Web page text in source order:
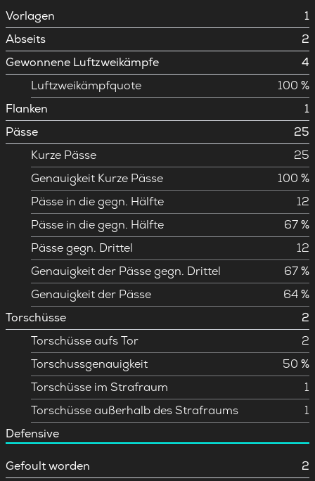
Vorlagen
1
Abseits
2
Gewonnene Luftzweikämpfe
4
Luftzweikämpfquote
100 %
Flanken
1
Pässe
25
Kurze Pässe
25
Genauigkeit Kurze Pässe
100 %
Pässe in die gegn. Hälfte
12
Pässe in die gegn. Hälfte
67 %
Pässe gegn. Drittel
12
Genauigkeit der Pässe gegn. Drittel
67 %
Genauigkeit der Pässe
64 %
Torschüsse
2
Torschüsse aufs Tor
2
Torschussgenauigkeit
50 %
Torschüsse im Strafraum
1
Torschüsse außerhalb des Strafraums
1
Defensive
Gefoult worden
2